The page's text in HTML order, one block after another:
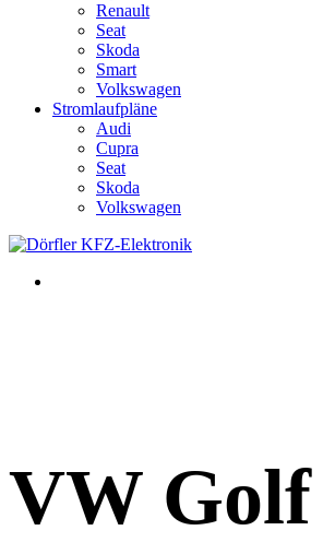
Renault
Seat
Skoda
Smart
Volkswagen
Stromlaufpläne
Audi
Cupra
Seat
Skoda
Volkswagen
VW Golf